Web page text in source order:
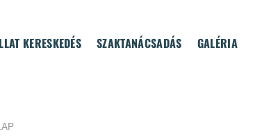
KERESKEDÉS SZAKTANÁCSADÁS GALÉRIA